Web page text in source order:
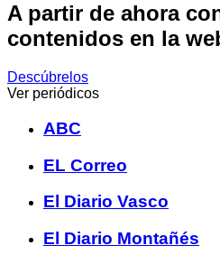
A partir de ahora
contenidos en la
Descúbrelos
Ver periódicos
ABC
EL Correo
El Diario Vasco
El Diario Montañés